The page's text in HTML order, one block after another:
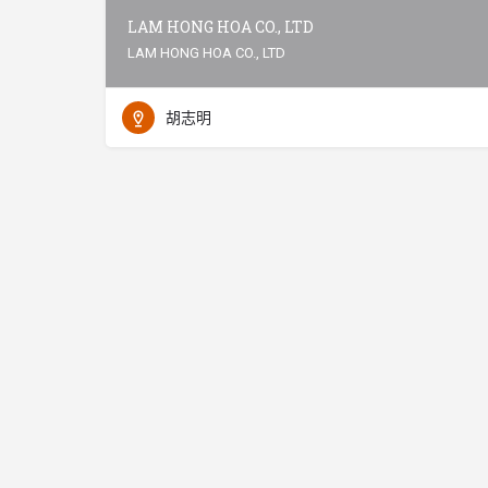
LAM HONG HOA CO., LTD
LAM HONG HOA CO., LTD
胡志明